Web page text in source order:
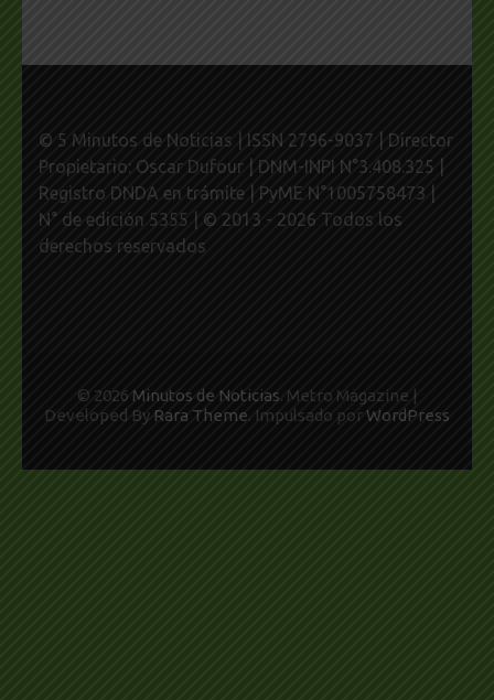
© 5 Minutos de Noticias | ISSN 2796-9037 | Director
Propietario: Oscar Dufour | DNM-INPI N°3.408.325 |
Registro DNDA en trámite | PyME N°1005758473 |
N° de edición 5355 | © 2013 - 2026 Todos los
derechos reservados
© 2026 Minutos de Noticias. Metro Magazine |
Developed By Rara Theme. Impulsado porWordPress